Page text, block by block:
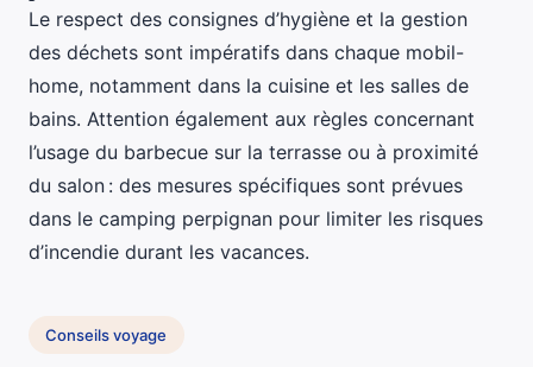
Le respect des consignes d’hygiène et la gestion
des déchets sont impératifs dans chaque mobil-
home, notamment dans la cuisine et les salles de
bains. Attention également aux règles concernant
l’usage du barbecue sur la terrasse ou à proximité
du salon : des mesures spécifiques sont prévues
dans le camping perpignan pour limiter les risques
d’incendie durant les vacances.
Conseils voyage